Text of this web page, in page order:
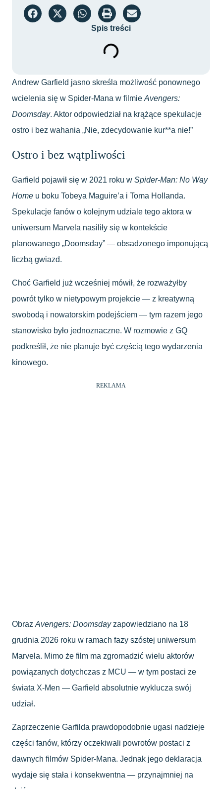
Spis treści
Andrew Garfield jasno skreśla możliwość ponownego
wcielenia się w Spider-Mana w filmie Avengers:
Doomsday. Aktor odpowiedział na krążące spekulacje
ostro i bez wahania „Nie, zdecydowanie kur**a nie!”
Ostro i bez wątpliwości
Garfield pojawił się w 2021 roku w Spider-Man: No Way
Home u boku Tobeya Maguire’a i Toma Hollanda.
Spekulacje fanów o kolejnym udziale tego aktora w
uniwersum Marvela nasiliły się w kontekście
planowanego „Doomsday” — obsadzonego imponującą
liczbą gwiazd.
Choć Garfield już wcześniej mówił, że rozważyłby
powrót tylko w nietypowym projekcie — z kreatywną
swobodą i nowatorskim podejściem — tym razem jego
stanowisko było jednoznaczne. W rozmowie z GQ
podkreślił, że nie planuje być częścią tego wydarzenia
kinowego.
REKLAMA
Obraz Avengers: Doomsdayzapowiedziano na 18
grudnia 2026 roku w ramach fazy szóstej uniwersum
Marvela. Mimo że film ma zgromadzić wielu aktorów
powiązanych dotychczas z MCU — w tym postaci ze
świata X-Men — Garfield absolutnie wyklucza swój
udział.
Zaprzeczenie Garfilda prawdopodobnie ugasi nadzieje
części fanów, którzy oczekiwali powrotów postaci z
dawnych filmów Spider-Mana. Jednak jego deklaracja
wydaje się stała i konsekwentna — przynajmniej na